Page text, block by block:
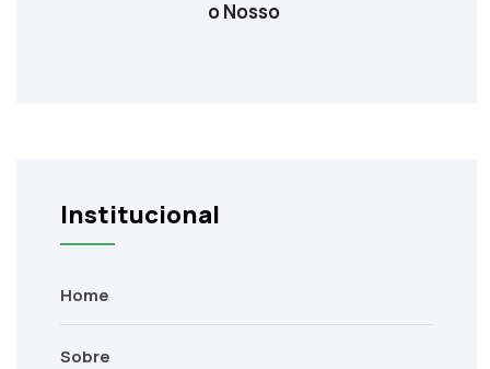
o Nosso
Institucional
Home
Sobre